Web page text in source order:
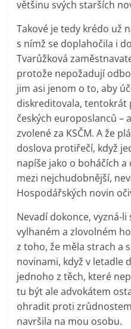
většinu svých starších
Takové je tedy krédo už
s nímž se doplahočila i
Tvarůžková
protože nepožadují
jim asi jenom o to, aby
diskreditovala, tentokrát
českých europoslanců –
zvolené za KSČM. A že
doslova protiřečí, když
napíše jako o boháčích
mezi nejchudobnější,
Hospodářských novin
Nevadí dokonce, vyzná-
vylhaném a zlovolném
z toho, že měla strach a
novinami, když v letadle
jednoho z těch, které
tu být ale advokátem
ohradit proti
navršila na mou osobu.